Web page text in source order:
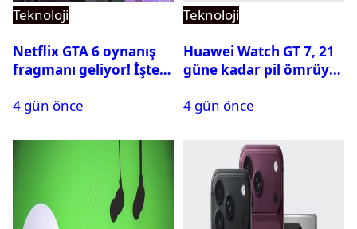
Teknoloji
Netflix GTA 6 oynanış
fragmanı geliyor! İşte
4 gün önce
Teknoloji
Huawei Watch GT 7, 21
güne kadar pil ömrüyle
4 gün önce